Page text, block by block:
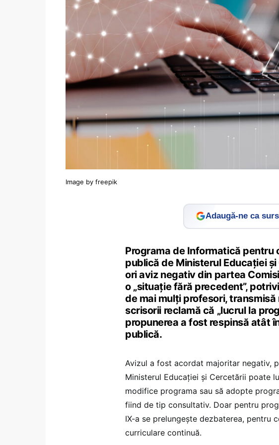
Image by freepik
Adaugă-ne ca
Programa de Informatică pentru
publică de Ministerul Educației
ori aviz negativ din partea
o „situație fără precedent”,
de mai mulți profesori,
scrisorii reclamă că „lucrul la
propunerea a fost respinsă atât
publică.
Avizul a fost acordat majoritar negativ,
Ministerul Educației și Cercetării poate
modifice programa sau să adopte
fiind de tip consultativ. Doar pentru
IX-a se prelungește dezbaterea, pentru
curriculare continuă.